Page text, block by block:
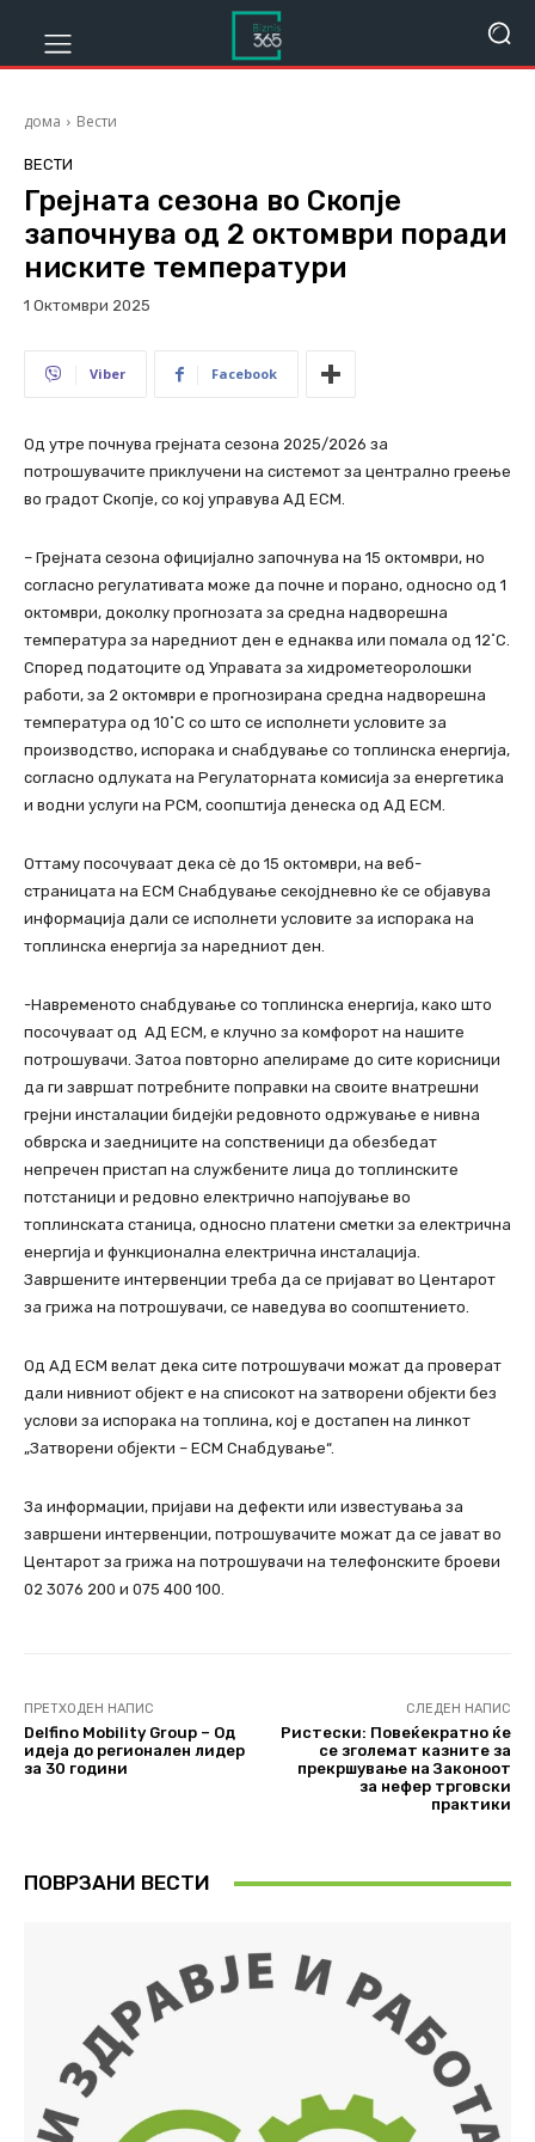
дома Вести
ВЕСТИ
Грејната сезона во Скопје
започнува од 2 октомври поради
ниските температури
1 Октомври 2025
Viber Facebook
Од утре почнува грејната сезона 2025/2026 за
потрошувачите приклучени на системот за централно греење
во градот Скопје, со кој управува АД ЕСМ.
– Грејната сезона официјално започнува на 15 октомври, но
согласно регулативата може да почне и порано, односно од 1
октомври, доколку прогнозата за средна надворешна
температура за наредниот ден е еднаква или помала од 12˚С.
Според податоците од Управата за хидрометеоролошки
работи, за 2 октомври е прогнозирана средна надворешна
температура од 10˚С со што се исполнети условите за
производство, испорака и снабдување со топлинска енергија,
согласно одлуката на Регулаторната комисија за енергетика
и водни услуги на РСМ, соопштија денеска од АД ЕСМ.
Оттаму посочуваат дека сè до 15 октомври, на веб-
страницата на ЕСМ Снабдување секојдневно ќе се објавува
информација дали се исполнети условите за испорака на
топлинска енергија за наредниот ден.
-Навременото снабдување со топлинска енергија, како што
посочуваат од АД ЕСМ, е клучно за комфорот на нашите
потрошувачи. Затоа повторно апелираме до сите корисници
да ги завршат потребните поправки на своите внатрешни
грејни инсталации бидејќи редовното одржување е нивна
обврска и заедниците на сопственици да обезбедат
непречен пристап на службените лица до топлинските
потстаници и редовно електрично напојување во
топлинската станица, односно платени сметки за електрична
енергија и функционална електрична инсталација.
Завршените интервенции треба да се пријават во Центарот
за грижа на потрошувачи, се наведува во соопштението.
Од АД ЕСМ велат дека сите потрошувачи можат да проверат
дали нивниот објект е на списокот на затворени објекти без
услови за испорака на топлина, кој е достапен на линкот
„Затворени објекти – ЕСМ Снабдување“.
За информации, пријави на дефекти или известувања за
завршени интервенции, потрошувачите можат да се јават во
Центарот за грижа на потрошувачи на телефонските броеви
02 3076 200 и 075 400 100.
ПРЕТХОДЕН НАПИС
Delfino Mobility Group – Од
идеја до регионален лидер
за 30 години
СЛЕДЕН НАПИС
Ристески: Повеќекратно ќе
се зголемат казните за
прекршување на Законоот
за нефер трговски
практики
ПОВРЗАНИ ВЕСТИ